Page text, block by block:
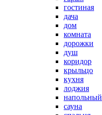
гостиная
дача
дом
комната
дорожки
душ
коридор
крыльцо
кухня
лоджия
напольный
сауна